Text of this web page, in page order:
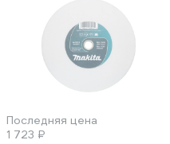
Последняя цена
1 723 ₽